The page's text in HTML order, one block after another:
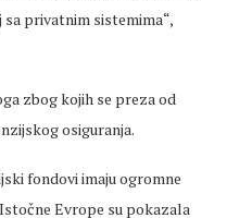
privatnim sistemima“,
zbog kojih se preza od
osiguranja.
fondovi imaju ogromne
Evrope su pokazala